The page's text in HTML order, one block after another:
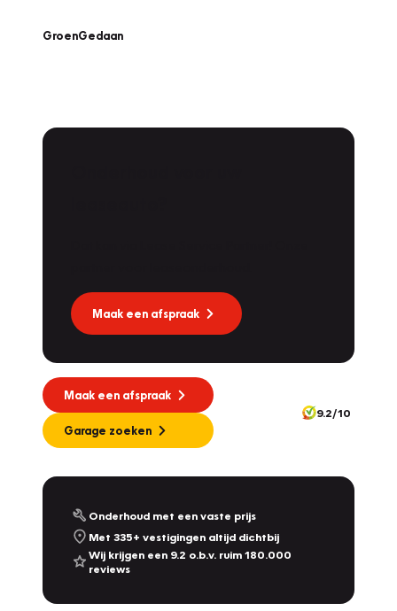
GroenGedaan
Maak een afspraak
Maak een afspraak
Garage zoeken
9.2/10
Onderhoud met een vaste prijs
Met 335+ vestigingen altijd dichtbij
Wij krijgen een 9.2 o.b.v. ruim 180.000
reviews